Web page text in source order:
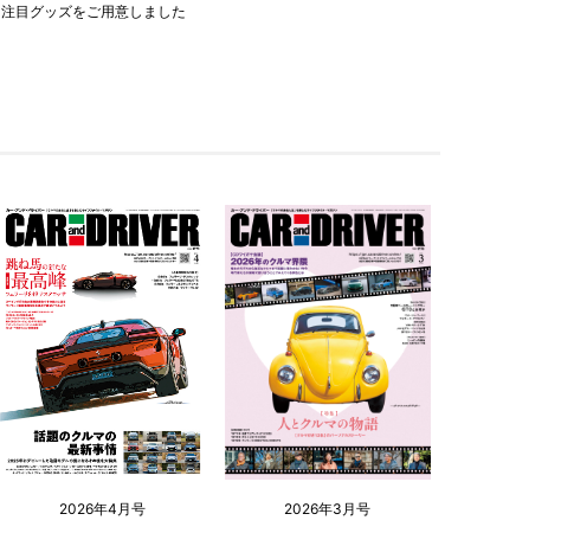
注目グッズをご用意しました
2026年4月号 2026年3月号